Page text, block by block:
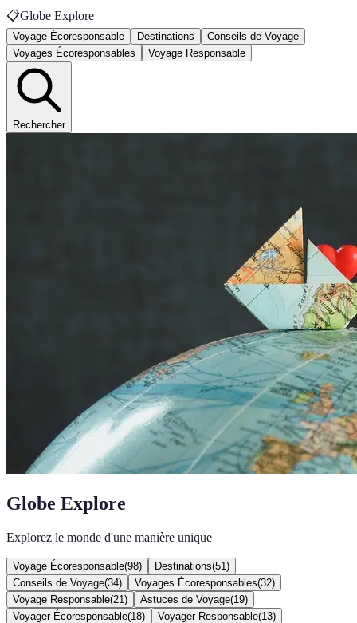
📋Globe Explore
Voyage Écoresponsable Destinations
Conseils de Voyage
Voyages Écoresponsables
Voyage Responsable
Rechercher
Globe Explore
Explorez le monde d'une manière unique
Voyage Écoresponsable(98) Destinations(51 )
Conseils de Voyage(34) Voyages Écoresponsables(32)
Voyage Responsable(21 ) Astuces de Voyage(19)
Voyager Écoresponsable(18) Voyager Responsable(13)